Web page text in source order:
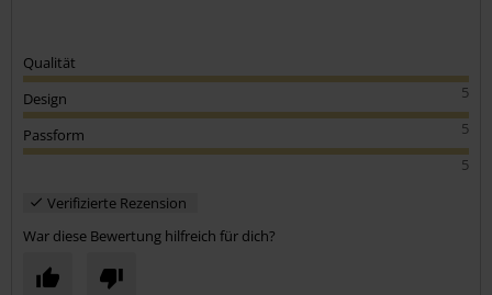
Qualität
5
Design
5
Passform
5
Verifizierte Rezension
War diese Bewertung hilfreich für dich?